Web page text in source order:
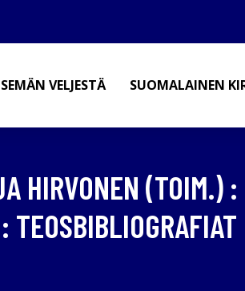
VELJESTÄ SUOMALAINEN
HIRVONEN